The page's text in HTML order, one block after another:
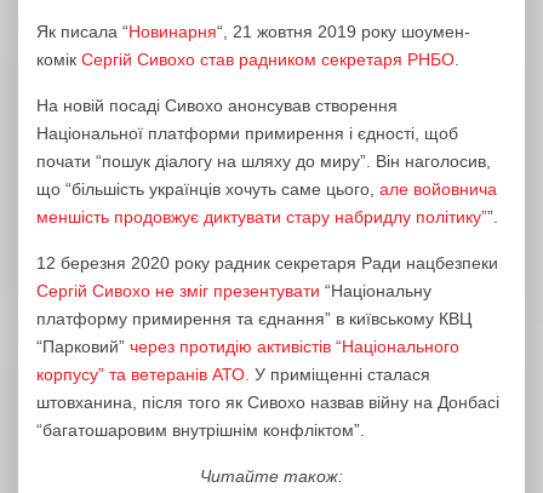
Як писала “Новинарня“, 21 жовтня 2019 року шоумен-
комік Сергій Сивохо став радником секретаря РНБО.
На новій посаді Сивохо анонсував створення
Національної платформи примирення і єдності, щоб
почати “пошук діалогу на шляху до миру”. Він наголосив,
що “більшість українців хочуть саме цього, але войовнича
меншість продовжує диктувати стару набридлу політику””.
12 березня 2020 року радник секретаря Ради нацбезпеки
Сергій Сивохо не зміг презентувати “Національну
платформу примирення та єднання” в київському КВЦ
“Парковий” через протидію активістів “Національного
корпусу” та ветеранів АТО. У приміщенні сталася
штовханина, після того як Сивохо назвав війну на Донбасі
“багатошаровим внутрішнім конфліктом”.
Читайте також: